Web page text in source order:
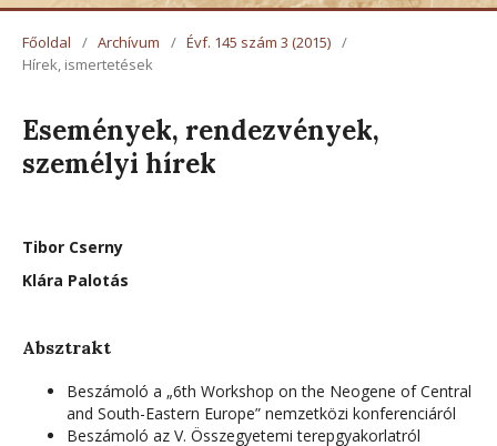
Főoldal / Archívum / Évf. 145 szám 3 (2015) /
Hírek, ismertetések
Események, rendezvények,
személyi hírek
Tibor Cserny
Klára Palotás
Absztrakt
Beszámoló a „6th Workshop on the Neogene of Central
and South-Eastern Europe” nemzetközi konferenciáról
Beszámoló az V. Összegyetemi terepgyakorlatról